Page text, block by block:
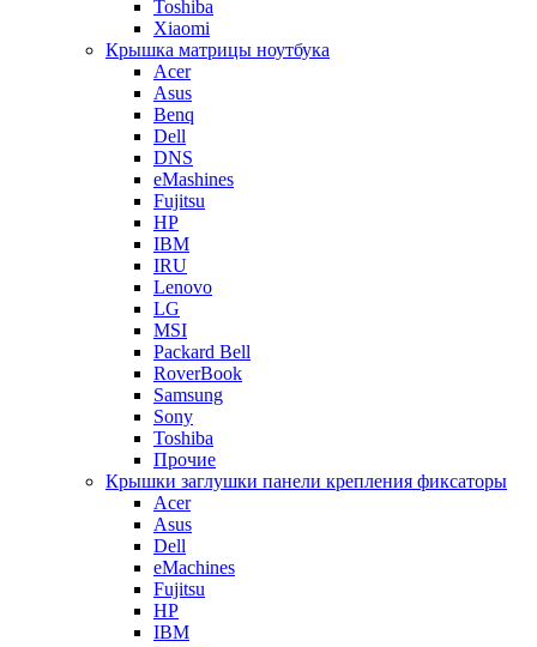
Toshiba
Xiaomi
Крышка матрицы ноутбука
Acer
Asus
Benq
Dell
DNS
eMashines
Fujitsu
HP
IBM
IRU
Lenovo
LG
MSI
Packard Bell
RoverBook
Samsung
Sony
Toshiba
Прочие
Крышки заглушки панели крепления фиксаторы
Acer
Asus
Dell
eMachines
Fujitsu
HP
IBM